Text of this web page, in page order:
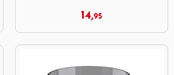
14,95